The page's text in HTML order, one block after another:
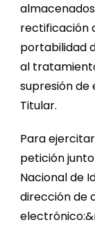
rectificación
portabilidad
al
supresión de
Titular.
Para
petición
Nacional de
dirección de